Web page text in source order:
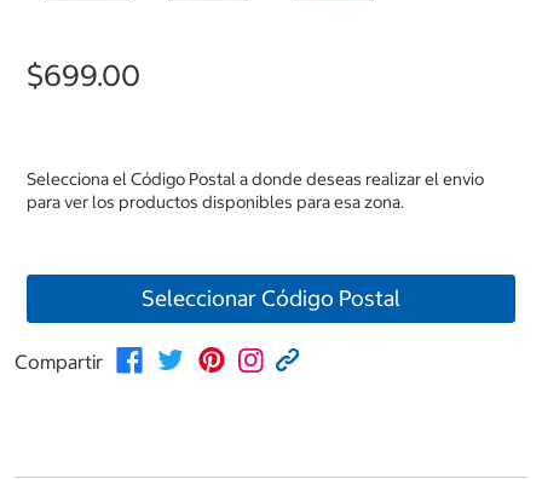
$699.00
Selecciona el Código Postal a donde deseas realizar el envio
para ver los productos disponibles para esa zona.
Seleccionar Código Postal
Compartir